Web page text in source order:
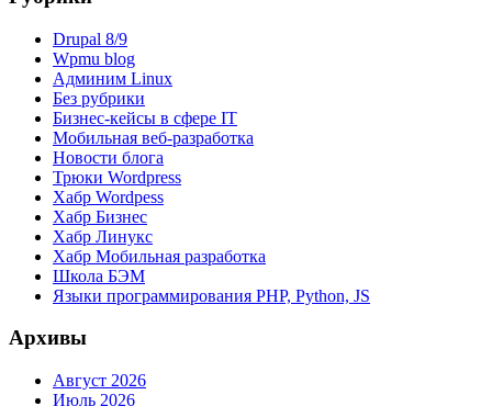
Drupal 8/9
Wpmu blog
Админим Linux
Без рубрики
Бизнес-кейсы в сфере IT
Мобильная веб-разработка
Новости блога
Трюки Wordpress
Хабр Wordpess
Хабр Бизнес
Хабр Линукс
Хабр Мобильная разработка
Школа БЭМ
Языки программирования PHP, Python, JS
Архивы
Август 2026
Июль 2026